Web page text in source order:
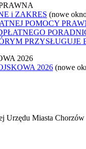
i ZAKRES (nowe
POMOCY
PRZYSŁUGUJE
2026
2026 (nowe
Urzędu Miasta Chorzów